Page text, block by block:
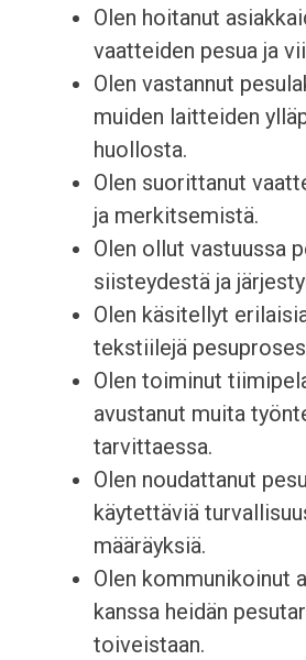
Olen hoitanut
vaatteiden pesua ja
Olen vastannut
muiden laitteiden
huollosta.
Olen suorittanut
ja merkitsemistä.
Olen ollut vastuussa
siisteydestä ja
Olen käsitellyt
tekstiilejä
Olen toiminut
avustanut muita
tarvittaessa.
Olen noudattanut
käytettäviä
määräyksiä.
Olen kommunikoinut
kanssa heidän
toiveistaan.